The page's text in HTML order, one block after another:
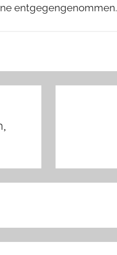
entgegengenommen.